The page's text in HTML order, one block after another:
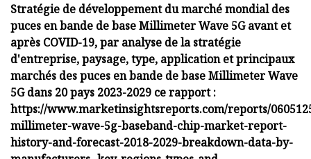
Stratégie de développement du marché mondial des
puces en bande de base Millimeter Wave 5G avant et
après COVID-19, par analyse de la stratégie
d'entreprise, paysage, type, application et principaux
marchés des puces en bande de base Millimeter Wave
5G dans 20 pays 2023-2029 ce rapport :
https://www.marketinsightsreports.com/reports/
millimeter-wave-5g-baseband-chip-market-report-
history-and-forecast-2018-2029-breakdown-data-by-